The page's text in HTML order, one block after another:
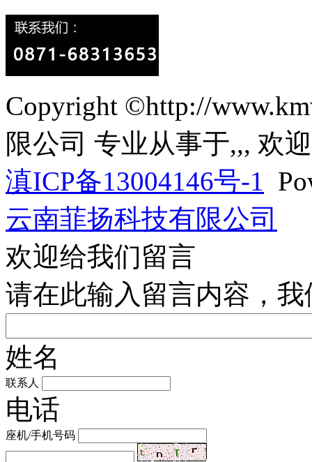
Copyright ©http://
限公司 专业从事于,,, 欢
滇ICP备13004146号-1
云南菲扬科技有限公司
欢迎给我们留言
请在此输入留言内容，
姓名
联系人
电话
座机/手机号码